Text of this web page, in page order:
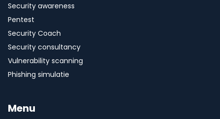
Security awareness
Pentest
Security Coach
Security consultancy
Vulnerability scanning
Phishing simulatie
Menu